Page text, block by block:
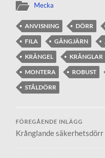
Mecka
ANVISNING DÖRR
FILA
GÅNGJÄRN
KRÅNGEL
KRÅNGLAR
MONTERA
ROBUST
STÅLDÖRR
FÖREGÅENDE INLÄGG
Krånglande säkerhetsdörr